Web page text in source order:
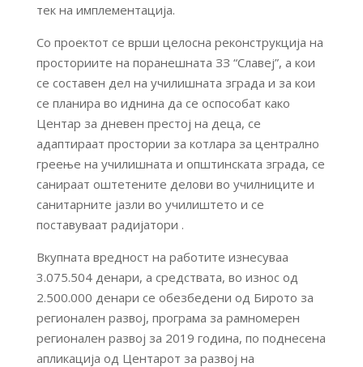
тек на имплементација.
Со проектот се врши целосна реконструкција на
просториите на поранешната ЗЗ “Славеј”, а кои
се составен дел на училишната зграда и за кои
се планира во иднина да се оспособат како
Центар за дневен престој на деца, се
адаптираат простории за котлара за централно
греење на училишната и општинската зграда, се
санираат оштетените делови во училниците и
санитарните јазли во училиштето и се
поставуваат радијатори .
Вкупната вредност на работите изнесуваа
3.075.504 денари, а средствата, во износ од
2.500.000 денари се обезбедени од Бирото за
регионален развој, програма за рамномерен
регионален развој за 2019 година, по поднесена
апликација од Центарот за развој на